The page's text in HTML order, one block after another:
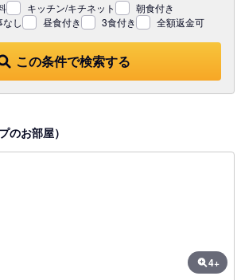
この条件で検索する
キッチン/キチネット
朝食付き
なし 昼食付き 3食付き 全額返金可
のお部屋）
4+